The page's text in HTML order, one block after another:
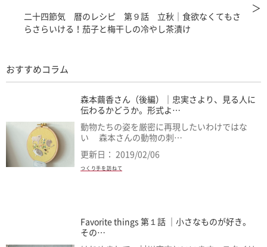
二十四節気 暦のレシピ 第９話 立秋｜食欲なくてもさ
らさらいける！茄子と梅干しの冷やし茶漬け
＞
おすすめコラム
森本繭香さん（後編）｜忠実さより、見る人に
伝わるかどうか。形式よ…
動物たちの姿を厳密に再現したいわけではな
い 森本さんの動物の刺…
更新日： 2019/02/06
つくり手を訪ねて
Favorite things 第１話 ｜小さなものが好き。
その…